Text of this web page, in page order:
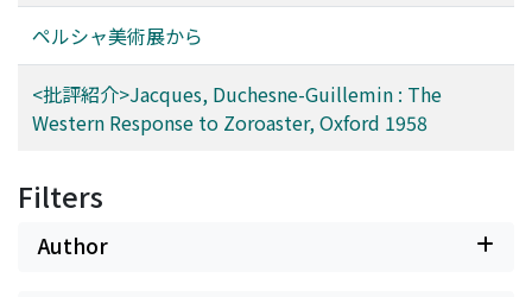
ペルシャ美術展から
<批評紹介>Jacques, Duchesne-Guillemin : The
Western Response to Zoroaster, Oxford 1958
Filters
Author